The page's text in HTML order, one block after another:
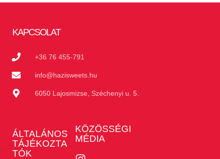
KAPCSOLAT
+36 76 455-791
info@hazisweets.hu
6050 Lajosmizse, Széchenyi u. 5.
ÁLTALÁNOS
TÁJÉKOZTA
TÓK
KÖZÖSSÉGI
MÉDIA